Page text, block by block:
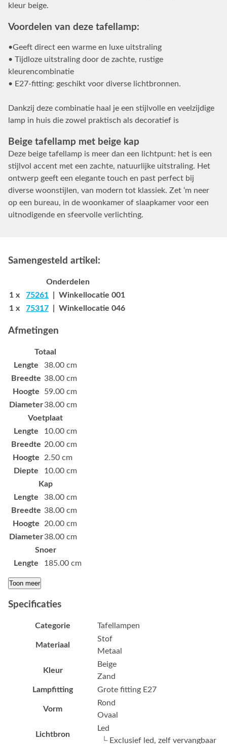
kleur beige.
Voordelen van deze tafellamp:
•Geeft direct een warme en luxe uitstraling
• Tijdloze uitstraling door de zachte, rustige
kleurencombinatie
• E27-fitting: geschikt voor diverse lichtbronnen.
Dankzij deze combinatie haal je een stijlvolle en veelzijdige
lamp in huis die zowel praktisch als decoratief is
Beige tafellamp met beige kap
Deze beige tafellamp is meer dan een lichtpunt: het is een
stijlvol accent met een zachte, natuurlijke uitstraling. Het
ontwerp geeft een elegante touch en past perfect bij
diverse woonstijlen, van modern tot klassiek. Zet ‘m neer
op een bureau, in de woonkamer of slaapkamer voor een
uitnodigende en sfeervolle verlichting.
Samengesteld artikel:
Onderdelen
1 x 75261 | Winkellocatie 001
1 x 75317 | Winkellocatie 046
Afmetingen
Totaal
Lengte
38.00 cm
Breedte 38.00 cm
Hoogte
59.00 cm
Diameter38.00 cm
Voetplaat
Lengte
10.00 cm
Breedte 20.00 cm
Hoogte
2.50 cm
Diepte
10.00 cm
Kap
Lengte
38.00 cm
Breedte 38.00 cm
Hoogte
20.00 cm
Diameter38.00 cm
Snoer
Lengte
185.00 cm
Toon meer
Specificaties
Categorie Tafellampen
Materiaal
Stof
Metaal
Kleur
Beige
Zand
Lampfitting
Grote fitting E27
Vorm
Rond
Ovaal
Lichtbron
Led
└ Exclusief led, zelf vervangbaar